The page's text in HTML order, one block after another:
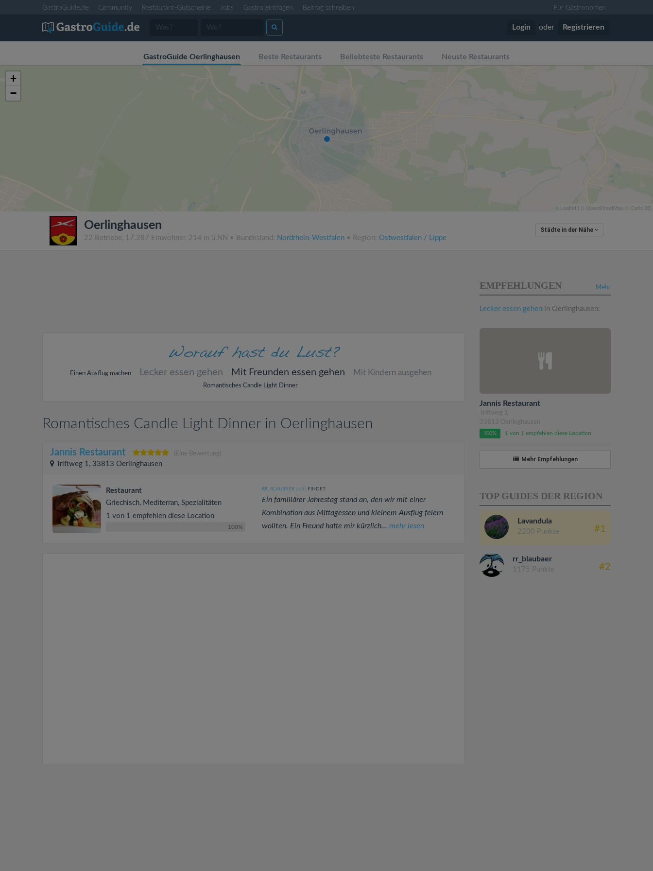
GastroGuide.de Community Restaurant-Gutscheine Jobs Gastro eintragen Beitrag schreiben Für Gastronomen
Login oder Registrieren
GastroGuide Oerlinghausen Beste Restaurants Beliebteste Restaurants Neuste Restaurants
+
−
Leaflet | © OpenStreetMap © CartoDB
Oerlinghausen
22 Betriebe, 17.287 Einwohner, 214 m ü.NN • Bundesland: Nordrhein-Westfalen • Region: Ostwestfalen / Lippe
Städte in der Nähe
Einen Ausflug machen Lecker essen gehen Mit Freunden essen gehen Mit Kindern ausgehen
Romantisches Candle Light Dinner
Romantisches Candle Light Dinner in Oerlinghausen
Jannis Restaurant (Eine Bewertung)
Triftweg 1, 33813 Oerlinghausen
Restaurant
Griechisch, Mediterran, Spezialitäten
1 von 1 empfehlen diese Location
100%
RR_BLAUBAER (100 )FINDET:
Ein familiärer Jahrestag stand an, den wir mit einer
Kombination aus Mittagessen und kleinem Ausflug feiern
wollten. Ein Freund hatte mir kürzlich... mehr lesen
Mehr
EMPFEHLUNGEN
Lecker essen gehen in Oerlinghausen:
Jannis Restaurant
Triftweg 1
33813 Oerlinghausen
100% 1 von 1 empfehlen diese Location
Mehr Empfehlungen
TOP GUIDES DER REGION
Lavandula
2200 Punkte #1
rr_blaubaer
1175 Punkte #2